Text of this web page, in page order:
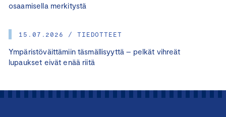
osaamisella merkitystä
15.07.2026 / TIEDOTTEET
Ympäristöväittämiin täsmällisyyttä – pelkät vihreät
lupaukset eivät enää riitä